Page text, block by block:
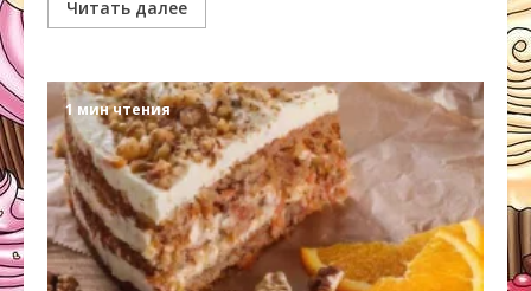
Читать далее
1 мин чтения